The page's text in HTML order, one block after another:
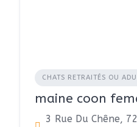
CHATS RETRAITÉS OU
maine coon
3 Rue Du Chêne,